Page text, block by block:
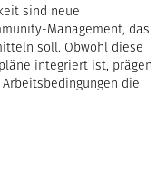
sind neue
Management, das
soll. Obwohl diese
integriert ist, prägen
die